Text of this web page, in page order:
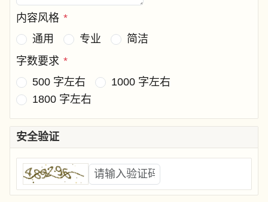
内容风格 *
通用
专业
简洁
字数要求 *
500 字左右
1000 字左右
1800 字左右
安全验证